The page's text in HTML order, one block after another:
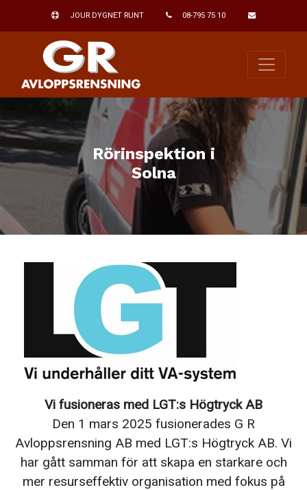
JOUR DYGNET RUNT 08-795 75 10
Rörinspektion i
Solna
Vi fusioneras med LGT:s Högtryck AB
Den 1 mars 2025 fusionerades G R
Avloppsrensning AB med LGT:s Högtryck AB. Vi
har gått samman för att skapa en starkare och
mer resurseffektiv organisation med fokus på